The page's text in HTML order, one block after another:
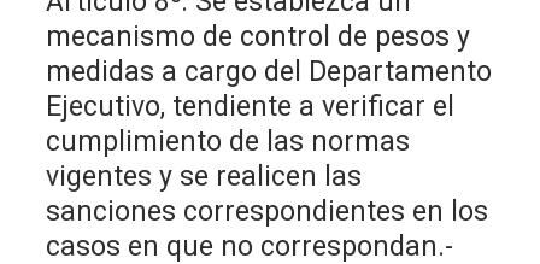
mecanismo de control de pesos y
medidas a cargo del Departamento
Ejecutivo, tendiente a verificar el
cumplimiento de las normas
vigentes y se realicen las
sanciones correspondientes en los
casos en que no correspondan.-